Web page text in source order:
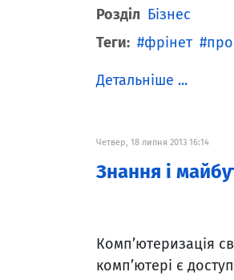
Розділ Бізнес
Теги:
фрінет
Детальніше ...
Четвер, 18 липня 2013 16:14
Знання і
Комп’ютеризація
комп’ютері є